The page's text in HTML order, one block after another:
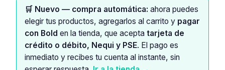
🛒 Nuevo — compra automática: ahora puedes
elegir tus productos, agregarlos al carrito y pagar
con Bold en la tienda, que acepta tarjeta de
crédito o débito, Nequi y PSE. El pago es
inmediato y recibes tu cuenta al instante, sin